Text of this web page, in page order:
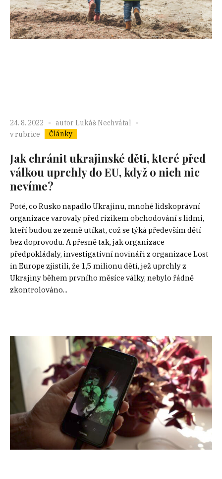
24. 8. 2022 autor Lukáš Nechvátal
v rubrice
Články
Jak chránit ukrajinské děti, které před
válkou uprchly do EU, když o nich nic
nevíme?
Poté, co Rusko napadlo Ukrajinu, mnohé lidskoprávní
organizace varovaly před rizikem obchodování s lidmi,
kteří budou ze země utíkat, což se týká především dětí
bez doprovodu. A přesně tak, jak organizace
předpokládaly, investigativní novináři z organizace Lost
in Europe zjistili, že 1,5 milionu dětí, jež uprchly z
Ukrajiny během prvního měsíce války, nebylo řádně
zkontrolováno...